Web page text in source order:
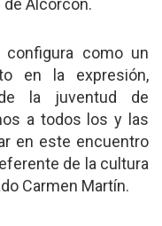
Alcorcón.
configura como un
en la expresión,
la juventud de
a todos los y las
en este encuentro
de la cultura
Carmen Martín.